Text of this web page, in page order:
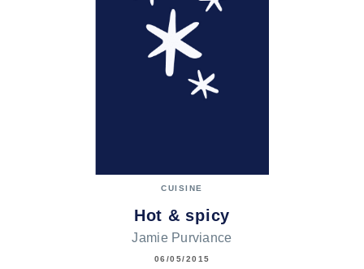
CUISINE
Hot & spicy
Jamie Purviance
06/05/2015